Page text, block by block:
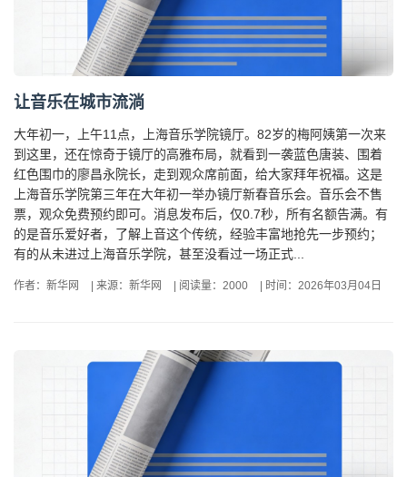
让音乐在城市流淌
大年初一，上午11点，上海音乐学院镜厅。82岁的梅阿姨第一次来
到这里，还在惊奇于镜厅的高雅布局，就看到一袭蓝色唐装、围着
红色围巾的廖昌永院长，走到观众席前面，给大家拜年祝福。这是
上海音乐学院第三年在大年初一举办镜厅新春音乐会。音乐会不售
票，观众免费预约即可。消息发布后，仅0.7秒，所有名额告满。有
的是音乐爱好者，了解上音这个传统，经验丰富地抢先一步预约；
有的从未进过上海音乐学院，甚至没看过一场正式...
作者：新华网 来源：新华网 阅读量：2000 时间：2026年03月04日